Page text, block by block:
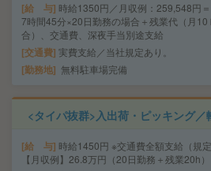
給 与 時給1350円／月収例：259,548円
7時間45分×20日勤務の場合＋残業代（月10
合）、交通費、深夜手当別途支給
交通費 実費支給／当社規定あり。
勤務地 無料駐車場完備
<タイパ抜群>入出荷・ピッキング
給 与 時給1450円 ※交通費全額支給（規定
【月収例】26.8万円（20日勤務＋残業20h）